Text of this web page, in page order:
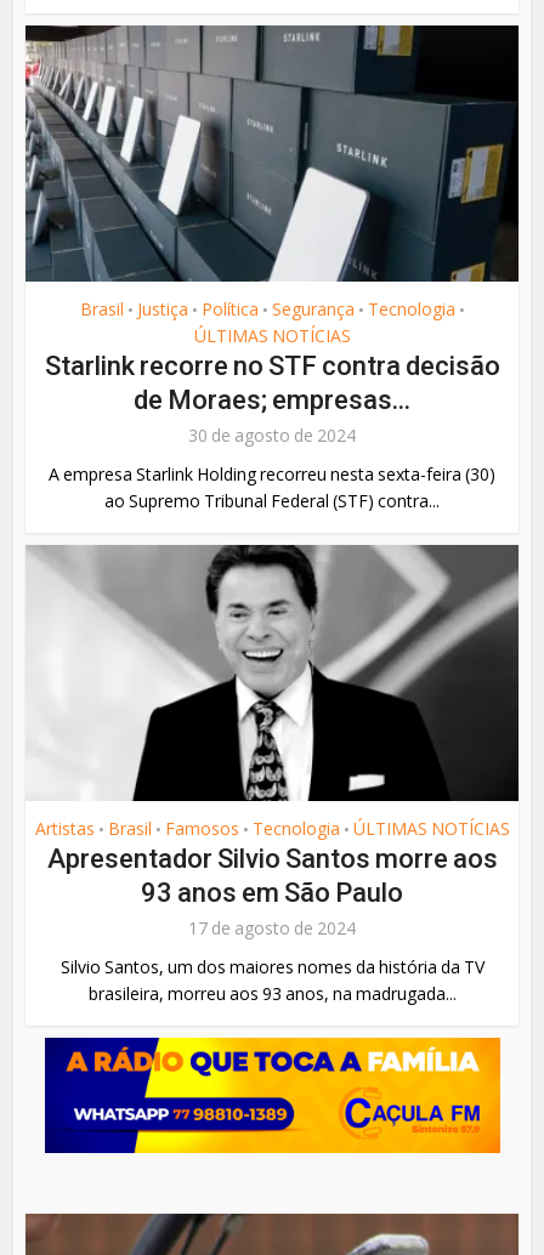
Brasil • Justiça • Política • Segurança • Tecnologia •
ÚLTIMAS NOTÍCIAS
Starlink recorre no STF contra decisão
de Moraes; empresas...
30 de agosto de 2024
A empresa Starlink Holding recorreu nesta sexta-feira (30)
ao Supremo Tribunal Federal (STF) contra...
Artistas • Brasil • Famosos • Tecnologia • ÚLTIMAS NOTÍCIAS
Apresentador Silvio Santos morre aos
93 anos em São Paulo
17 de agosto de 2024
Silvio Santos, um dos maiores nomes da história da TV
brasileira, morreu aos 93 anos, na madrugada...